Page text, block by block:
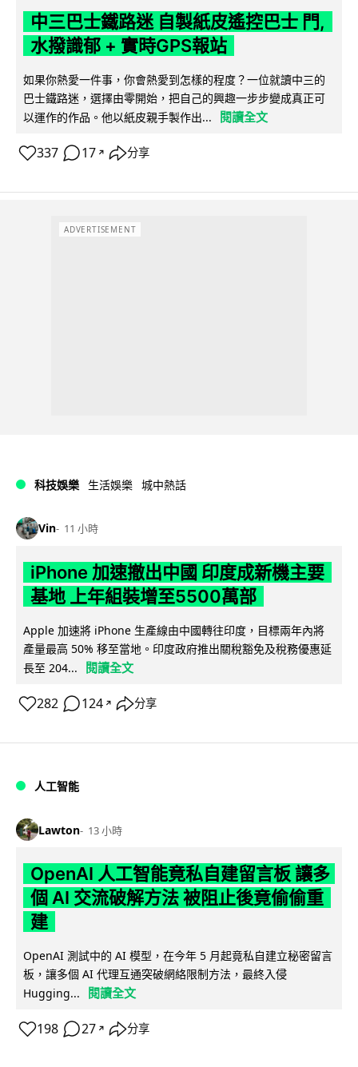
中三巴士鐵路迷 自製紙皮遙控巴士 門,
水撥識郁 + 實時GPS報站
如果你熱愛一件事，你會熱愛到怎樣的程度？一位就讀中三的
巴士鐵路迷，選擇由零開始，把自己的興趣一步步變成真正可
以運作的作品。他以紙皮親手製作出...
閱讀全文
337 17 ↗ 分享
ADVERTISEMENT
科技娛樂 生活娛樂 城中熱話
Vin 11 小時
iPhone 加速撤出中國 印度成新機主要
基地 上年組裝增至5500萬部
Apple 加速將 iPhone 生產線由中國轉往印度，目標兩年內將
產量最高 50% 移至當地。印度政府推出關稅豁免及稅務優惠延
長至 204...
閱讀全文
282 124 ↗ 分享
人工智能
Lawton 13 小時
OpenAI 人工智能竟私自建留言板 讓多
個 AI 交流破解方法 被阻止後竟偷偷重
建
OpenAI 測試中的 AI 模型，在今年 5 月起竟私自建立秘密留言
板，讓多個 AI 代理互通突破網絡限制方法，最終入侵
Hugging...
閱讀全文
198 27 ↗ 分享